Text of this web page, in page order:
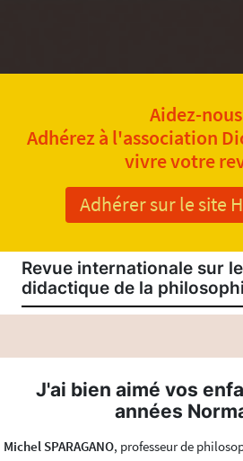
Aidez-
Adhérez à l'association
vivre votre
Adhérer sur le site
Revue internationale sur
didactique de la
J'ai bien aimé vos
années
Michel SPARAGANO, professeur de